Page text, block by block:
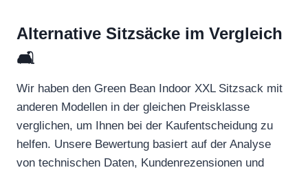
Alternative Sitzsäcke im Vergleich
🛋️
Wir haben den Green Bean Indoor XXL Sitzsack mit
anderen Modellen in der gleichen Preisklasse
verglichen, um Ihnen bei der Kaufentscheidung zu
helfen. Unsere Bewertung basiert auf der Analyse
von technischen Daten, Kundenrezensionen und